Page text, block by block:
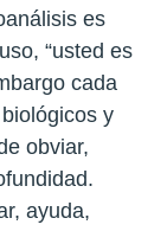
es
“usted es
cada
y
obviar,
ayuda,